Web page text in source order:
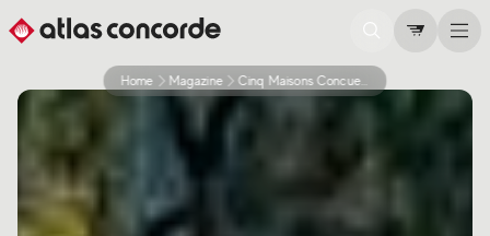
Home Magazine Cinq Maisons Concues Pour Un Mode De Vie Durable